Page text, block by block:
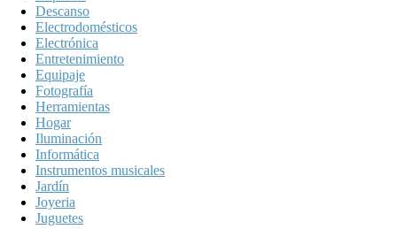
Descanso
Electrodomésticos
Electrónica
Entretenimiento
Equipaje
Fotografía
Herramientas
Hogar
Iluminación
Informática
Instrumentos musicales
Jardín
Joyeria
Juguetes